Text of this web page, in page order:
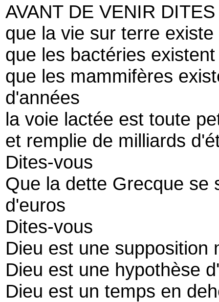
AVANT DE VENIR
que la vie sur terre
que les bactéries
que les mammifères
d'années
la voie lactée est toute
et remplie de milliards
Dites-vous
Que la dette Grecque se
d'euros
Dites-vous
Dieu est une supposition
Dieu est une hypothèse
Dieu est un temps en